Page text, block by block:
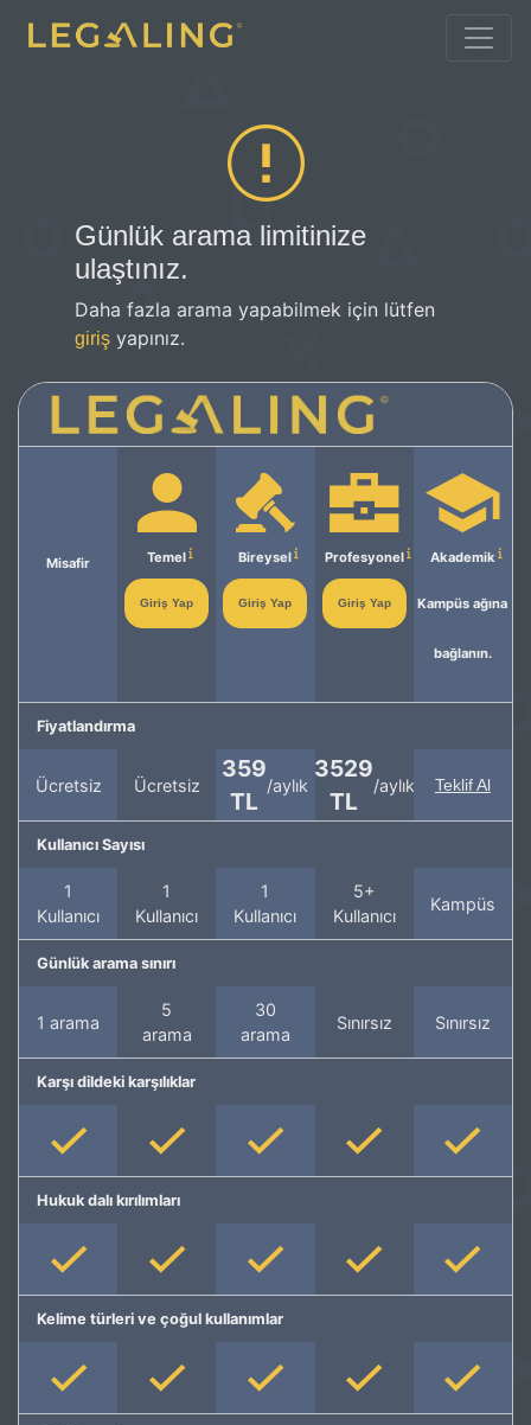
Günlük arama limitinize
ulaştınız.
Daha fazla arama yapabilmek için lütfen
giriş yapınız.
Misafir Temel
Giriş Yap
Bireysel
Giriş Yap
Profesyonel
Giriş Yap
Akademik
Kampüs ağına
bağlanın.
Fiyatlandırma
Ücretsiz Ücretsiz
359
TL
/aylık
3529
TL
/aylık Teklif Al
Kullanıcı Sayısı
1
Kullanıcı
1
Kullanıcı
1
Kullanıcı
5+
Kullanıcı
Kampüs
Günlük arama sınırı
1 arama
5
arama
30
arama
Sınırsız Sınırsız
Karşı dildeki karşılıklar
Hukuk dalı kırılımları
Kelime türleri ve çoğul kullanımlar